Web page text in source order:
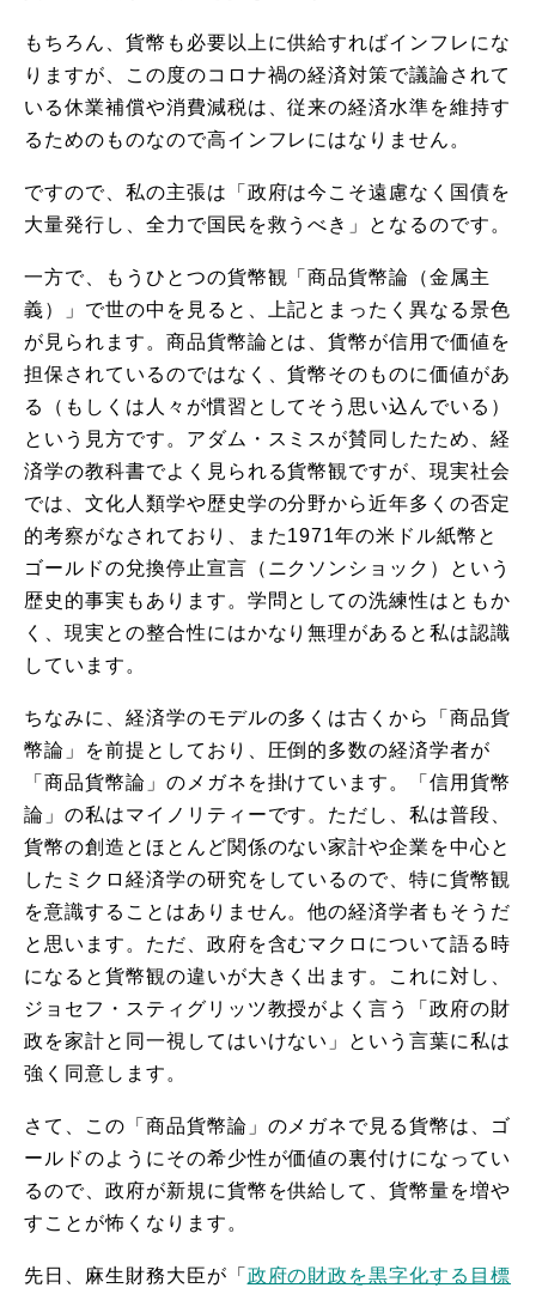
もちろん、貨幣も必要以上に供給すればインフレにな
りますが、この度のコロナ禍の経済対策で議論されて
いる休業補償や消費減税は、従来の経済水準を維持す
るためのものなので高インフレにはなりません。
ですので、私の主張は「政府は今こそ遠慮なく国債を
大量発行し、全力で国民を救うべき」となるのです。
一方で、もうひとつの貨幣観「商品貨幣論（金属主
義）」で世の中を見ると、上記とまったく異なる景色
が見られます。商品貨幣論とは、貨幣が信用で価値を
担保されているのではなく、貨幣そのものに価値があ
る（もしくは人々が慣習としてそう思い込んでいる）
という見方です。アダム・スミスが賛同したため、経
済学の教科書でよく見られる貨幣観ですが、現実社会
では、文化人類学や歴史学の分野から近年多くの否定
的考察がなされており、また1971年の米ドル紙幣と
ゴールドの兌換停止宣言（ニクソンショック）という
歴史的事実もあります。学問としての洗練性はともか
く、現実との整合性にはかなり無理があると私は認識
しています。
ちなみに、経済学のモデルの多くは古くから「商品貨
幣論」を前提としており、圧倒的多数の経済学者が
「商品貨幣論」のメガネを掛けています。「信用貨幣
論」の私はマイノリティーです。ただし、私は普段、
貨幣の創造とほとんど関係のない家計や企業を中心と
したミクロ経済学の研究をしているので、特に貨幣観
を意識することはありません。他の経済学者もそうだ
と思います。ただ、政府を含むマクロについて語る時
になると貨幣観の違いが大きく出ます。これに対し、
ジョセフ・スティグリッツ教授がよく言う「政府の財
政を家計と同一視してはいけない」という言葉に私は
強く同意します。
さて、この「商品貨幣論」のメガネで見る貨幣は、ゴ
ールドのようにその希少性が価値の裏付けになってい
るので、政府が新規に貨幣を供給して、貨幣量を増や
すことが怖くなります。
先日、麻生財務大臣が「 政府の財政を黒字化する目標